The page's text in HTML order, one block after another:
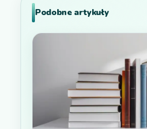
Podobne artykuły